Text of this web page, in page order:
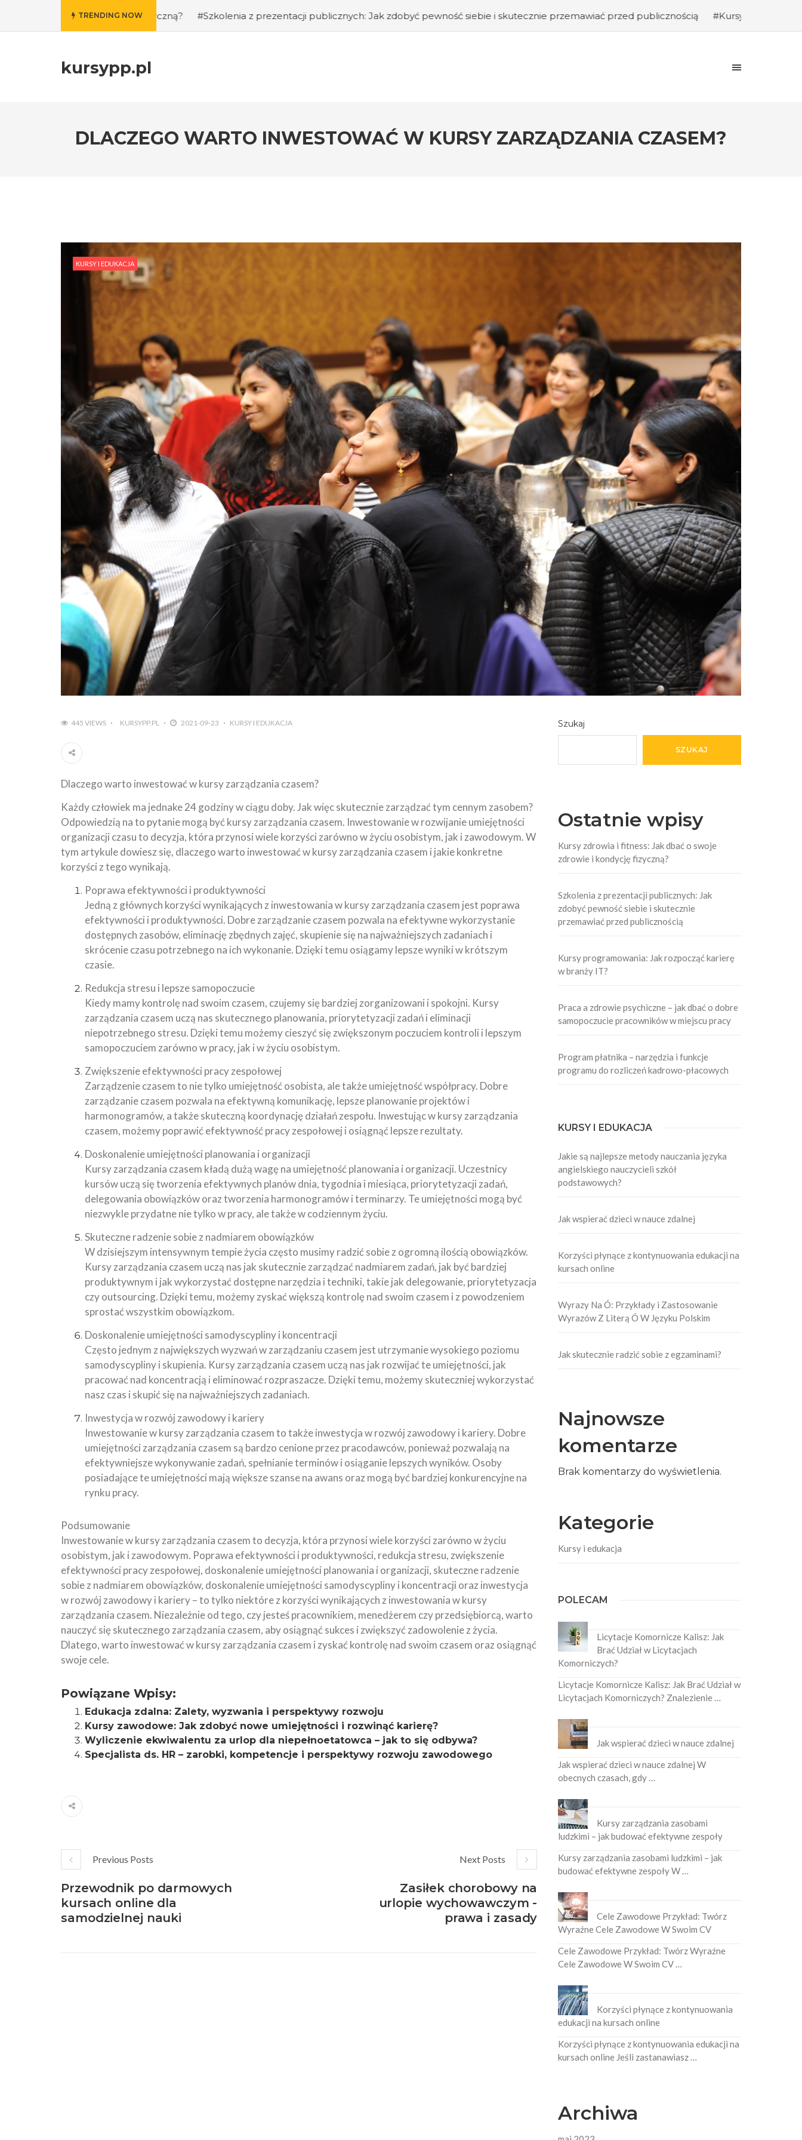
TRENDING NOW
kondycję fizyczną? #Szkolenia z prezentacji publicznych: Jak zdobyć pewność siebie i skutecznie przemawiać przed publicznością #Kursy programowania: Jak rozpocząć
kursypp.pl
DLACZEGO WARTO INWESTOWAĆ W KURSY ZARZĄDZANIA CZASEM?
KURSY I EDUKACJA
445 VIEWS KURSYPP.PL 2021-09-23 KURSY I EDUKACJA
Dlaczego warto inwestować w kursy zarządzania czasem?
Każdy człowiek ma jednake 24 godziny w ciągu doby. Jak więc skutecznie zarządzać tym cennym zasobem?
Odpowiedzią na to pytanie mogą być kursy zarządzania czasem. Inwestowanie w rozwijanie umiejętności
organizacji czasu to decyzja, która przynosi wiele korzyści zarówno w życiu osobistym, jak i zawodowym. W
tym artykule dowiesz się, dlaczego warto inwestować w kursy zarządzania czasem i jakie konkretne
korzyści z tego wynikają.
Poprawa efektywności i produktywności
Jedną z głównych korzyści wynikających z inwestowania w kursy zarządzania czasem jest poprawa
efektywności i produktywności. Dobre zarządzanie czasem pozwala na efektywne wykorzystanie
dostępnych zasobów, eliminację zbędnych zajęć, skupienie się na najważniejszych zadaniach i
skrócenie czasu potrzebnego na ich wykonanie. Dzięki temu osiągamy lepsze wyniki w krótszym
czasie.
Redukcja stresu i lepsze samopoczucie
Kiedy mamy kontrolę nad swoim czasem, czujemy się bardziej zorganizowani i spokojni. Kursy
zarządzania czasem uczą nas skutecznego planowania, priorytetyzacji zadań i eliminacji
niepotrzebnego stresu. Dzięki temu możemy cieszyć się zwiększonym poczuciem kontroli i lepszym
samopoczuciem zarówno w pracy, jak i w życiu osobistym.
Zwiększenie efektywności pracy zespołowej
Zarządzenie czasem to nie tylko umiejętność osobista, ale także umiejętność współpracy. Dobre
zarządzanie czasem pozwala na efektywną komunikację, lepsze planowanie projektów i
harmonogramów, a także skuteczną koordynację działań zespołu. Inwestując w kursy zarządzania
czasem, możemy poprawić efektywność pracy zespołowej i osiągnąć lepsze rezultaty.
Doskonalenie umiejętności planowania i organizacji
Kursy zarządzania czasem kładą dużą wagę na umiejętność planowania i organizacji. Uczestnicy
kursów uczą się tworzenia efektywnych planów dnia, tygodnia i miesiąca, priorytetyzacji zadań,
delegowania obowiązków oraz tworzenia harmonogramów i terminarzy. Te umiejętności mogą być
niezwykle przydatne nie tylko w pracy, ale także w codziennym życiu.
Skuteczne radzenie sobie z nadmiarem obowiązków
W dzisiejszym intensywnym tempie życia często musimy radzić sobie z ogromną ilością obowiązków.
Kursy zarządzania czasem uczą nas jak skutecznie zarządzać nadmiarem zadań, jak być bardziej
produktywnym i jak wykorzystać dostępne narzędzia i techniki, takie jak delegowanie, priorytetyzacja
czy outsourcing. Dzięki temu, możemy zyskać większą kontrolę nad swoim czasem i z powodzeniem
sprostać wszystkim obowiązkom.
Doskonalenie umiejętności samodyscypliny i koncentracji
Często jednym z największych wyzwań w zarządzaniu czasem jest utrzymanie wysokiego poziomu
samodyscypliny i skupienia. Kursy zarządzania czasem uczą nas jak rozwijać te umiejętności, jak
pracować nad koncentracją i eliminować rozpraszacze. Dzięki temu, możemy skuteczniej wykorzystać
nasz czas i skupić się na najważniejszych zadaniach.
Inwestycja w rozwój zawodowy i kariery
Inwestowanie w kursy zarządzania czasem to także inwestycja w rozwój zawodowy i kariery. Dobre
umiejętności zarządzania czasem są bardzo cenione przez pracodawców, ponieważ pozwalają na
efektywniejsze wykonywanie zadań, spełnianie terminów i osiąganie lepszych wyników. Osoby
posiadające te umiejętności mają większe szanse na awans oraz mogą być bardziej konkurencyjne na
rynku pracy.
Podsumowanie
Inwestowanie w kursy zarządzania czasem to decyzja, która przynosi wiele korzyści zarówno w życiu
osobistym, jak i zawodowym. Poprawa efektywności i produktywności, redukcja stresu, zwiększenie
efektywności pracy zespołowej, doskonalenie umiejętności planowania i organizacji, skuteczne radzenie
sobie z nadmiarem obowiązków, doskonalenie umiejętności samodyscypliny i koncentracji oraz inwestycja
w rozwój zawodowy i kariery – to tylko niektóre z korzyści wynikających z inwestowania w kursy
zarządzania czasem. Niezależnie od tego, czy jesteś pracownikiem, menedżerem czy przedsiębiorcą, warto
nauczyć się skutecznego zarządzania czasem, aby osiągnąć sukces i zwiększyć zadowolenie z życia.
Dlatego, warto inwestować w kursy zarządzania czasem i zyskać kontrolę nad swoim czasem oraz osiągnąć
swoje cele.
Powiązane Wpisy:
Edukacja zdalna: Zalety, wyzwania i perspektywy rozwoju
Kursy zawodowe: Jak zdobyć nowe umiejętności i rozwinąć karierę?
Wyliczenie ekwiwalentu za urlop dla niepełnoetatowca – jak to się odbywa?
Specjalista ds. HR – zarobki, kompetencje i perspektywy rozwoju zawodowego
Previous Posts
Przewodnik po darmowych
kursach online dla
samodzielnej nauki
Next Posts
Zasiłek chorobowy na
urlopie wychowawczym -
prawa i zasady
Szukaj
SZUKAJ
Ostatnie wpisy
Kursy zdrowia i fitness: Jak dbać o swoje
zdrowie i kondycję fizyczną?
Szkolenia z prezentacji publicznych: Jak
zdobyć pewność siebie i skutecznie
przemawiać przed publicznością
Kursy programowania: Jak rozpocząć karierę
w branży IT?
Praca a zdrowie psychiczne – jak dbać o dobre
samopoczucie pracowników w miejscu pracy
Program płatnika – narzędzia i funkcje
programu do rozliczeń kadrowo-płacowych
KURSY I EDUKACJA
Jakie są najlepsze metody nauczania języka
angielskiego nauczycieli szkół
podstawowych?
Jak wspierać dzieci w nauce zdalnej
Korzyści płynące z kontynuowania edukacji na
kursach online
Wyrazy Na Ó: Przykłady i Zastosowanie
Wyrazów Z Literą Ó W Języku Polskim
Jak skutecznie radzić sobie z egzaminami?
Najnowsze
komentarze
Brak komentarzy do wyświetlenia.
Kategorie
Kursy i edukacja
POLECAM
Licytacje Komornicze Kalisz: Jak
Brać Udział w Licytacjach
Komorniczych?
Licytacje Komornicze Kalisz: Jak Brać Udział w
Licytacjach Komorniczych? Znalezienie …
Jak wspierać dzieci w nauce zdalnej
Jak wspierać dzieci w nauce zdalnej W
obecnych czasach, gdy …
Kursy zarządzania zasobami
ludzkimi – jak budować efektywne zespoły
Kursy zarządzania zasobami ludzkimi – jak
budować efektywne zespoły W …
Cele Zawodowe Przykład: Twórz
Wyraźne Cele Zawodowe W Swoim CV
Cele Zawodowe Przykład: Twórz Wyraźne
Cele Zawodowe W Swoim CV …
Korzyści płynące z kontynuowania
edukacji na kursach online
Korzyści płynące z kontynuowania edukacji na
kursach online Jeśli zastanawiasz …
Archiwa